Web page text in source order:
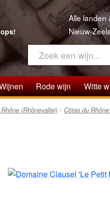
Alle landen
Nieuw-
Rode wijn Witte
(Rhônevallei) Côtes du